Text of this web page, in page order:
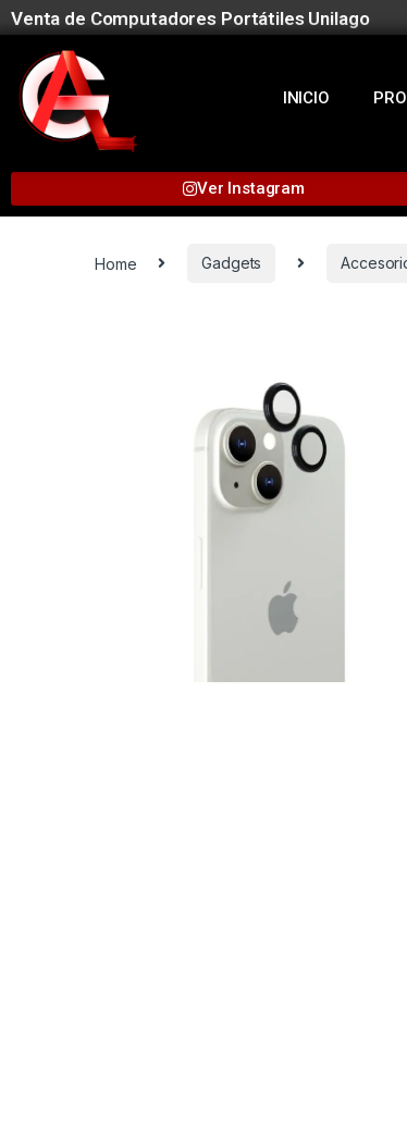
Venta de Computadores Portátiles Unilago
INICIO
Ver Instagram
Home Gadgets